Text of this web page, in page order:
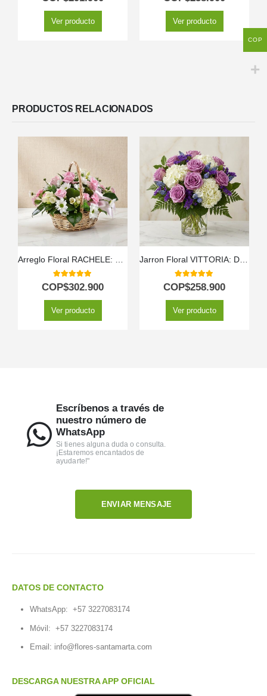
Ver producto Ver producto
PRODUCTOS RELACIONADOS
Arreglo Floral RACHELE: Delicada Cesta con 12 Rosas Rosadas y Flores de Temporada 🕊️
5.00out of 5
COP$302.900
Ver producto
Jarron Floral VITTORIA: Diseño Exclusivo con Rosas Lilas y Hortensias ⚜️
5.00out of 5
COP$258.900
Ver producto
Escríbenos a través de
nuestro número de
WhatsApp
Si tienes alguna duda o consulta.
¡Estaremos encantados de
ayudarte!"
ENVIAR MENSAJE
DATOS DE CONTACTO
WhatsApp: +57 3227083174
Móvil: +57 3227083174
Email: info@flores-santamarta.com
DESCARGA NUESTRA APP OFICIAL
COP